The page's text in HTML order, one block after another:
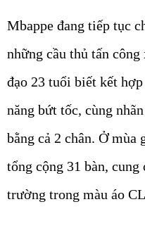
Mbappe đang tiếp tục
những cầu thủ tấn
đạo 23 tuổi biết kết
năng bứt tốc, cùng
bằng cả 2 chân. Ở mùa
tổng cộng 31 bàn,
trường trong màu áo